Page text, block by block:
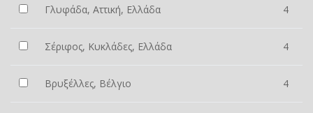
Γλυφάδα, Αττική, Ελλάδα 4
Σέριφος, Κυκλάδες, Ελλάδα 4
Βρυξέλλες, Βέλγιο 4